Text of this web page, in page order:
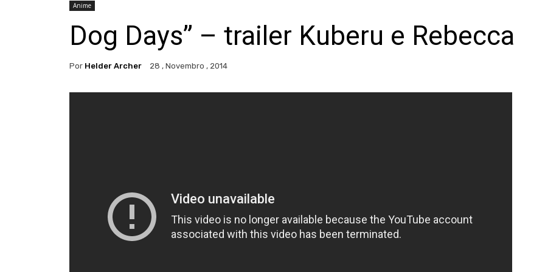
Anime
Dog Days” – trailer Kuberu e Rebecca
Por Helder Archer 28 , Novembro , 2014